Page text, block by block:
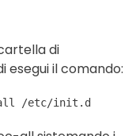
di
esegui il comando:
all /etc/init.d